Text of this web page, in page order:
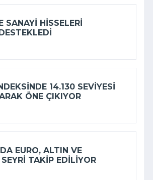
SANAYI HISSELERI
14.130 SEVIYESI
ÖNE ÇIKIYOR
EURO, ALTIN VE
TAKIP EDILIYOR